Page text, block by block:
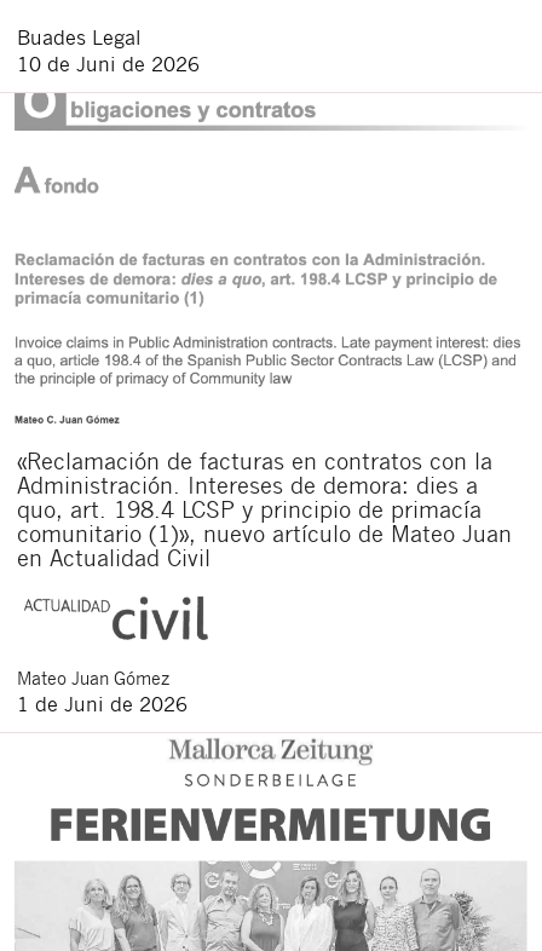
Buades Legal
10 de Juni de 2026
«Reclamación de facturas en contratos con la
Administración. Intereses de demora: dies a
quo, art. 198.4 LCSP y principio de primacía
comunitario (1)», nuevo artículo de Mateo Juan
en Actualidad Civil
Mateo Juan Gómez
1 de Juni de 2026